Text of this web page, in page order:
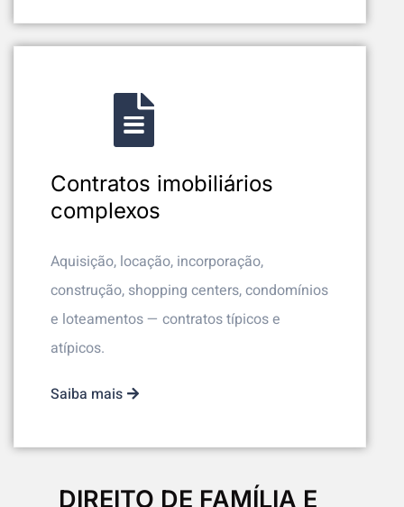
Contratos imobiliários
complexos
Aquisição, locação, incorporação,
construção, shopping centers, condomínios
e loteamentos — contratos típicos e
atípicos.
Saiba mais
DIREITO DE FAMÍLIA E